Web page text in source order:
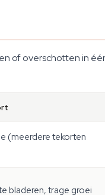
of overschotten in
(meerdere tekorten
bladeren, trage groei